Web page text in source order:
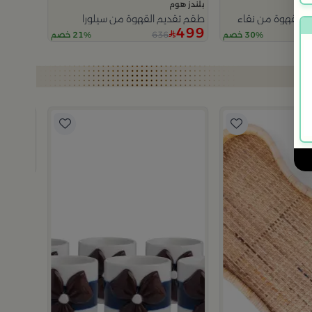
القهوة من نقاء
30% خصم
بلندز هوم
طقم تقديم القهوة من سيلورا
499
636 21% خصم